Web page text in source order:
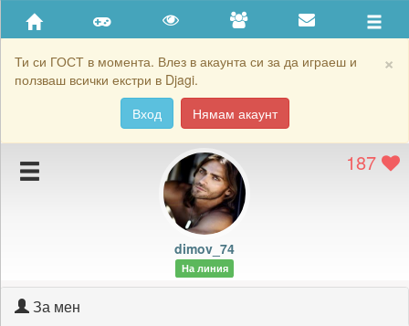
×
Ти си ГОСТ в момента. Влез в акаунта си за да играеш и
ползваш всички екстри в Djagi.
Вход
Нямам акаунт
Приятели
Хронология на игри
Подаръците на dimov_74
Картичките на dimov_74
187
dimov_74
На линия
За мен